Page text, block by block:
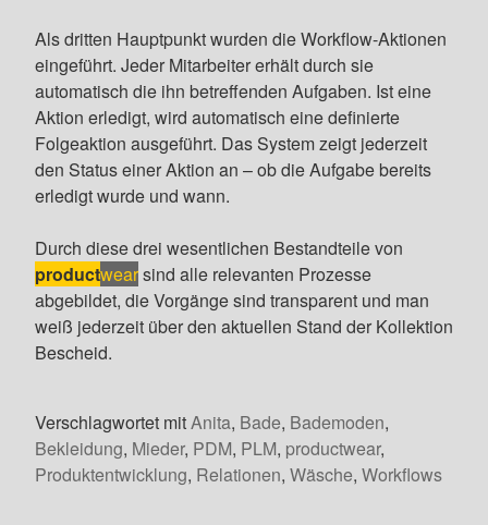
Als dritten Hauptpunkt wurden die Workflow-Aktionen
eingeführt. Jeder Mitarbeiter erhält durch sie
automatisch die ihn betreffenden Aufgaben. Ist eine
Aktion erledigt, wird automatisch eine definierte
Folgeaktion ausgeführt. Das System zeigt jederzeit
den Status einer Aktion an – ob die Aufgabe bereits
erledigt wurde und wann.
Durch diese drei wesentlichen Bestandteile von
productwearsind alle relevanten Prozesse
abgebildet, die Vorgänge sind transparent und man
weiß jederzeit über den aktuellen Stand der Kollektion
Bescheid.
Verschlagwortet mitAnita, Bade, Bademoden,
Bekleidung, Mieder, PDM, PLM, productwear,
Produktentwicklung, Relationen, Wäsche, Workflows